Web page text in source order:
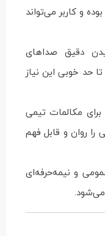
و کاربر می‌تواند
دقیق صداهای
حد خوبی این نیاز
مکالمات تیمی
را روان و قابل فهم
و نیمه‌حرفه‌ای
می‌شود.